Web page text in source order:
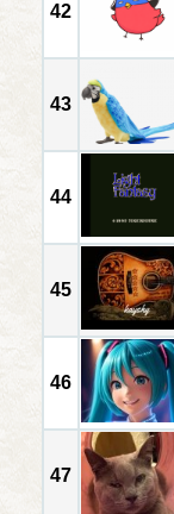
42
43
44
45
46
47